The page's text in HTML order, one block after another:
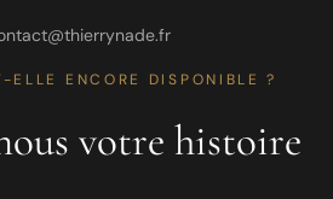
ELLE ENCORE DISPONIBLE ?
votre histoire